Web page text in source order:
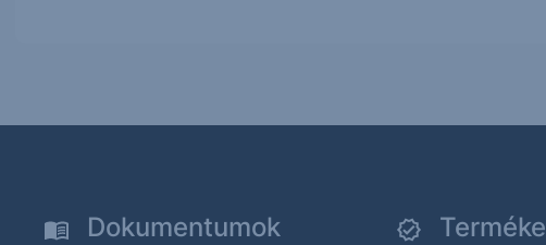
Dokumentumok